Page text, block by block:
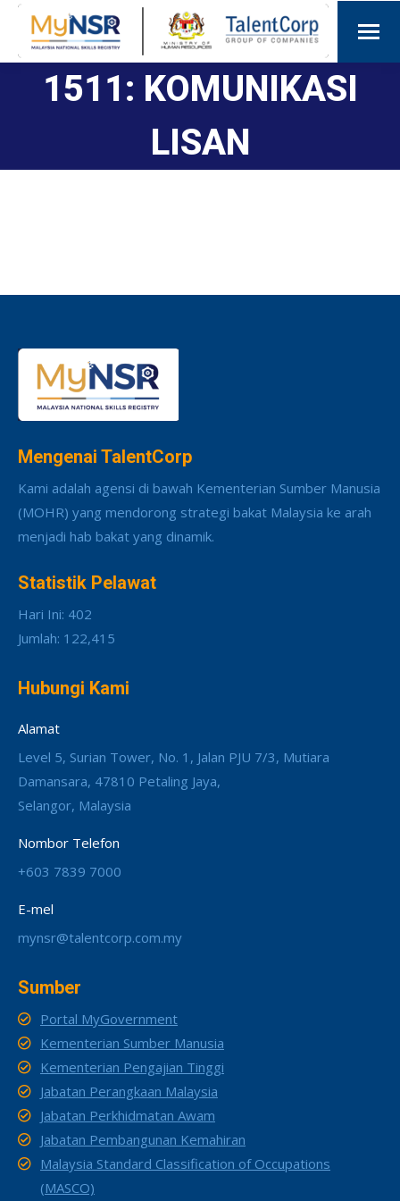
1511: KOMUNIKASI
LISAN
Mengenai TalentCorp
Kami adalah agensi di bawah Kementerian Sumber Manusia
(MOHR) yang mendorong strategi bakat Malaysia ke arah
menjadi hab bakat yang dinamik.
Statistik Pelawat
Hari Ini: 402
Jumlah: 122,415
Hubungi Kami
Alamat
Level 5, Surian Tower, No. 1, Jalan PJU 7/3, Mutiara
Damansara, 47810 Petaling Jaya,
Selangor, Malaysia
Nombor Telefon
+603 7839 7000
E-mel
mynsr@talentcorp.com.my
Sumber
Portal MyGovernment
Kementerian Sumber Manusia
Kementerian Pengajian Tinggi
Jabatan Perangkaan Malaysia
Jabatan Perkhidmatan Awam
Jabatan Pembangunan Kemahiran
Malaysia Standard Classification of Occupations
(MASCO)